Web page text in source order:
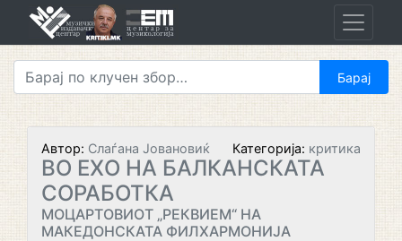
Автор: Слаѓана Јовановиќ Категорија: критика
ВО ЕХО НА БАЛКАНСКАТА
СОРАБОТКА
МОЦАРТОВИОТ „РЕКВИЕМ“ НА
МАКЕДОНСКАТА ФИЛХАРМОНИЈА